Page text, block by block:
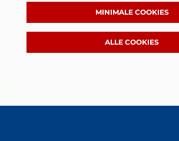
MINIMALE COOKIES
ALLE COOKIES